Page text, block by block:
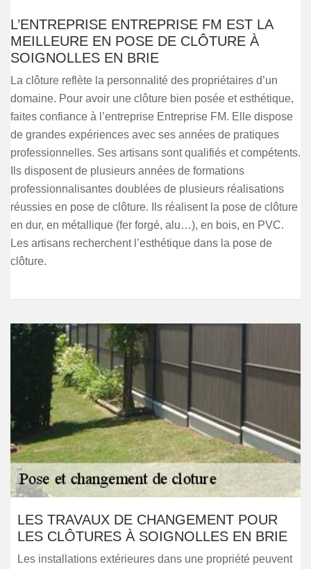
L’ENTREPRISE ENTREPRISE FM EST LA
MEILLEURE EN POSE DE CLÔTURE À
SOIGNOLLES EN BRIE
La clôture reflète la personnalité des propriétaires d’un
domaine. Pour avoir une clôture bien posée et esthétique,
faites confiance à l’entreprise Entreprise FM. Elle dispose
de grandes expériences avec ses années de pratiques
professionnelles. Ses artisans sont qualifiés et compétents.
Ils disposent de plusieurs années de formations
professionnalisantes doublées de plusieurs réalisations
réussies en pose de clôture. Ils réalisent la pose de clôture
en dur, en métallique (fer forgé, alu…), en bois, en PVC.
Les artisans recherchent l’esthétique dans la pose de
clôture.
LES TRAVAUX DE CHANGEMENT POUR
LES CLÔTURES À SOIGNOLLES EN BRIE
Les installations extérieures dans une propriété peuvent